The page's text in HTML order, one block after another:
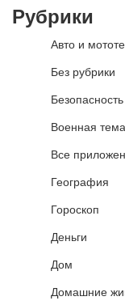
Рубрики
Авто и
Без рубрики
Безопасность
Военная
Все
География
Гороскоп
Деньги
Дом
Домашние